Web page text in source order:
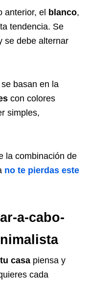
anterior, el blanco,
tendencia. Se
se debe alternar
basan en la
con colores
simples,
la combinación de
no te pierdas este
a-cabo-
casa piensa y
cada